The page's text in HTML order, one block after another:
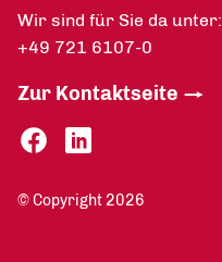
Wir sind für Sie da unter:
+49 721 6107-0
Zur Kontaktseite
© Copyright 2026